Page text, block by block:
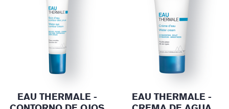
EAU THERMALE -
EAU THERMALE -